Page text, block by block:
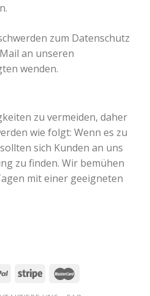
zum Datenschutz
an unseren
wenden.
zu vermeiden, daher
wie folgt: Wenn es zu
sich Kunden an uns
zu finden. Wir bemühen
mit einer geeigneten